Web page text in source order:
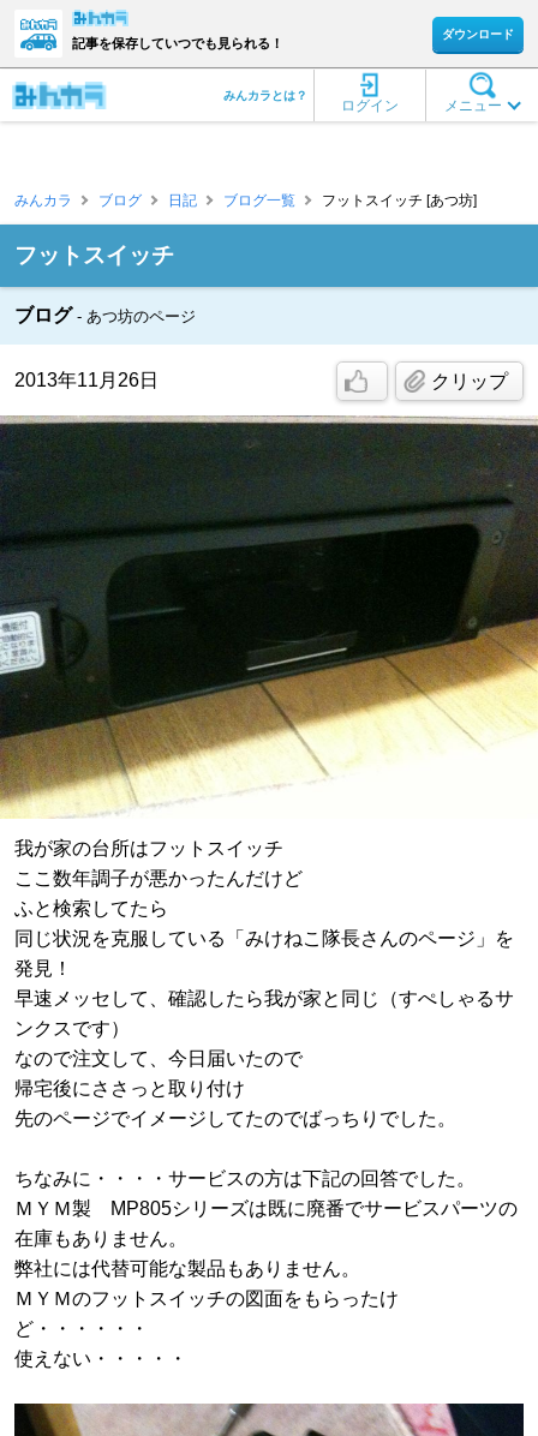
記事を保存していつでも見られる！
ダウンロード
メニュー
ログイン
みんカラとは？
みんカラ ブログ 日記 ブログ一覧 フットスイッチ [あつ坊]
フットスイッチ
ブログ あつ坊のページ
2013年11月26日 クリップ
我が家の台所はフットスイッチ
ここ数年調子が悪かったんだけど
ふと検索してたら
同じ状況を克服している「みけねこ隊長さんのページ」を
発見！
早速メッセして、確認したら我が家と同じ（すぺしゃるサ
ンクスです）
なので注文して、今日届いたので
帰宅後にささっと取り付け
先のページでイメージしてたのでばっちりでした。
ちなみに・・・・サービスの方は下記の回答でした。
ＭＹＭ製 MP805シリーズは既に廃番でサービスパーツの
在庫もありません。
弊社には代替可能な製品もありません。
ＭＹＭのフットスイッチの図面をもらったけ
ど・・・・・・
使えない・・・・・